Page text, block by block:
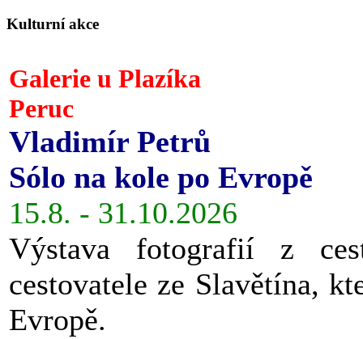
Kulturní akce
Galerie u Plazíka
Peruc
Vladimír Petrů
Sólo na kole po Evropě
15.8. - 31.10.2026
Výstava fotografií z
cestovatele ze Slavětína,
Evropě.